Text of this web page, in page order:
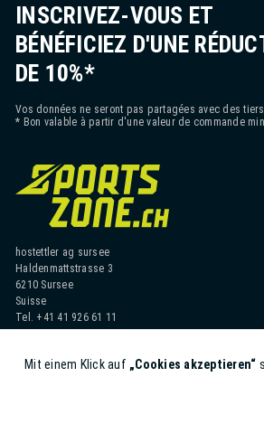
INSCRIVEZ-VOUS ET
BÉNÉFICIEZ D'UNE
DE 10%*
Vos données ne seront pas partagées avec des
* Bon valable à partir d'une valeur de commande
hostettler ag sursee
Haldenmattstrasse 3
6210 Sursee
Suisse
Tel. +41 41 926 61 11
Funktionale
Mit einem Klick auf „Cookies akzeptieren“